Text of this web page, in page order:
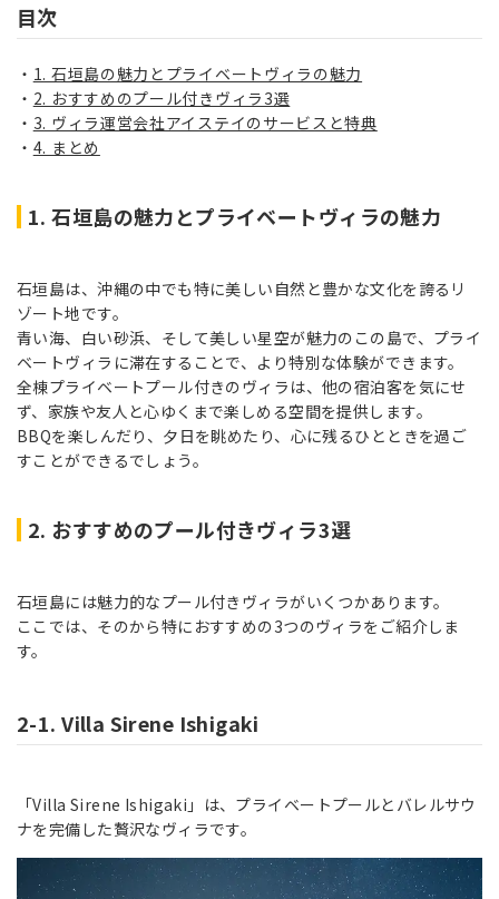
目次
1. 石垣島の魅力とプライベートヴィラの魅力
2. おすすめのプール付きヴィラ3選
3. ヴィラ運営会社アイステイのサービスと特典
4. まとめ
1. 石垣島の魅力とプライベートヴィラの魅力
石垣島は、沖縄の中でも特に美しい自然と豊かな文化を誇るリ
ゾート地です。
青い海、白い砂浜、そして美しい星空が魅力のこの島で、プライ
ベートヴィラに滞在することで、より特別な体験ができます。
全棟プライベートプール付きのヴィラは、他の宿泊客を気にせ
ず、家族や友人と心ゆくまで楽しめる空間を提供します。
BBQを楽しんだり、夕日を眺めたり、心に残るひとときを過ご
すことができるでしょう。
2. おすすめのプール付きヴィラ3選
石垣島には魅力的なプール付きヴィラがいくつかあります。
ここでは、そのから特におすすめの3つのヴィラをご紹介しま
す。
2-1. Villa Sirene Ishigaki
「Villa Sirene Ishigaki」は、プライベートプールとバレルサウ
ナを完備した贅沢なヴィラです。